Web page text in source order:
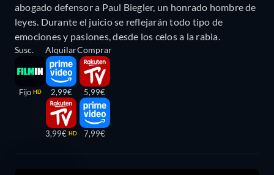
abogado defensor a Paul Biegler, un honrado hombre de
leyes. Durante el juicio se reflejarán todo tipo de
emociones y pasiones, desde los celos a la rabia.
Susc.
Fijo HD
Alquilar
2,99€
3,99€ HD
Comprar
5,99€
7,99€